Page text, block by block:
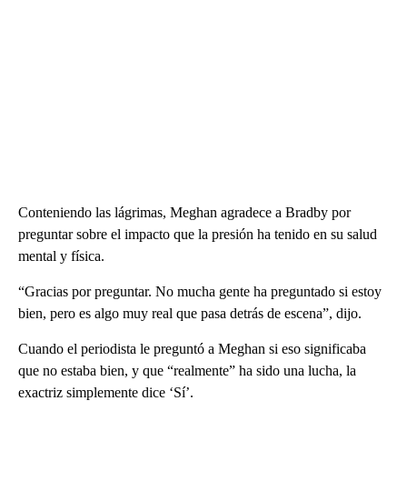
Conteniendo las lágrimas, Meghan agradece a Bradby por
preguntar sobre el impacto que la presión ha tenido en su salud
mental y física.
“Gracias por preguntar. No mucha gente ha preguntado si estoy
bien, pero es algo muy real que pasa detrás de escena”, dijo.
Cuando el periodista le preguntó a Meghan si eso significaba
que no estaba bien, y que “realmente” ha sido una lucha, la
exactriz simplemente dice ‘Sí’.